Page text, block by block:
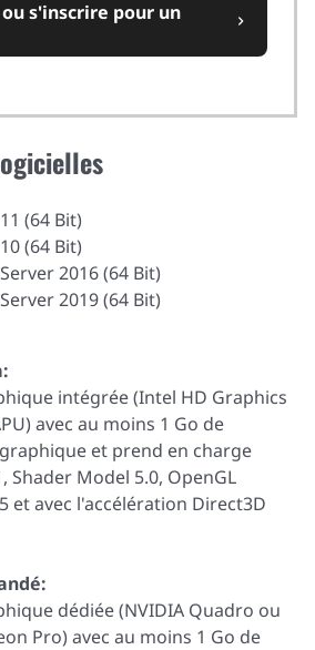
s'inscrire pour un chevron_right
(64 Bit)
(64 Bit)
2016 (64 Bit)
2019 (64 Bit)
intégrée (Intel HD Graphics
avec au moins 1 Go de
et prend en charge
Shader Model 5.0, OpenGL
et avec l'accélération Direct3D
dédiée (NVIDIA Quadro ou
Pro) avec au moins 1 Go de